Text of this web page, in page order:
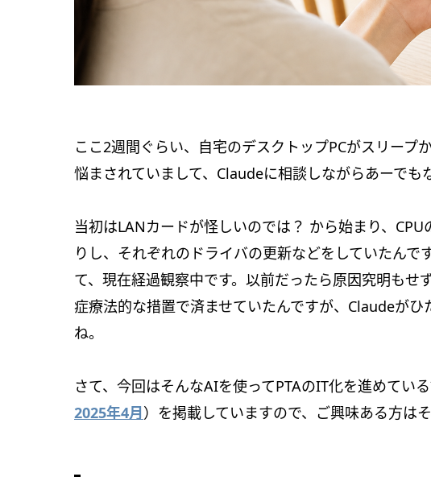
ここ2週間ぐらい、自宅のデスクトップPCがスリープ
悩まされていまして、Claudeに相談しながらあーでも
当初はLANカードが怪しいのでは？ から始まり、
りし、それぞれのドライバの更新などをしていたん
て、現在経過観察中です。以前だったら原因究明もせ
症療法的な措置で済ませていたんですが、Claudeが
ね。
さて、今回はそんなAIを使ってPTAのIT化を進めてい
2025年4月）を掲載していますので、ご興味ある方は